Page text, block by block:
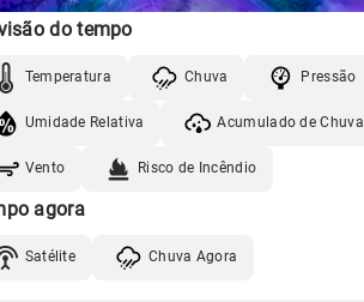
do tempo
Temperatura Chuva Pressão
Umidade Relativa Acumulado de Chuva
Vento Risco de Incêndio
agora
Satélite Chuva Agora